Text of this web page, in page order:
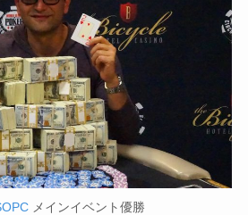
メインイベント優勝